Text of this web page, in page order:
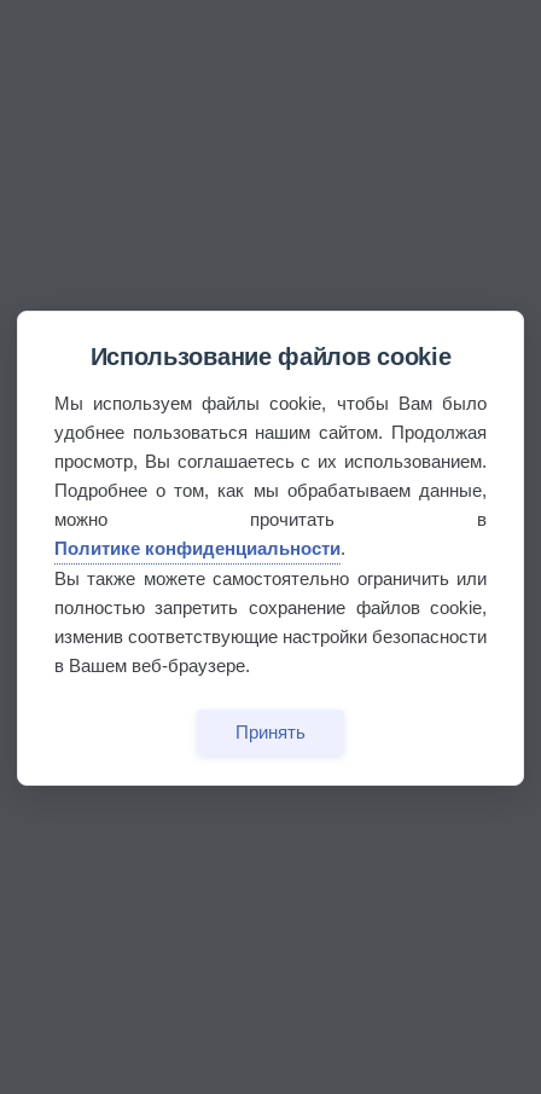
Использование файлов cookie
Мы используем файлы cookie, чтобы Вам было
удобнее пользоваться нашим сайтом. Продолжая
просмотр, Вы соглашаетесь с их использованием.
Подробнее о том, как мы обрабатываем данные,
можно прочитать в
Политике конфиденциальности.
Вы также можете самостоятельно ограничить или
полностью запретить сохранение файлов cookie,
изменив соответствующие настройки безопасности
в Вашем веб-браузере.
Принять